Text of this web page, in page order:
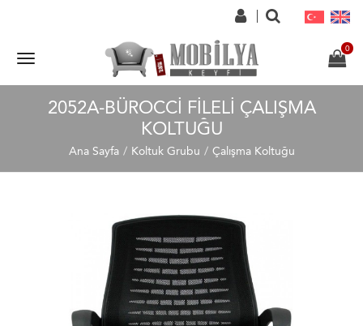
2052A-BÜROCCI FILELI ÇALIŞMA
KOLTUĞU
Ana Sayfa Koltuk Grubu Çalışma Koltuğu